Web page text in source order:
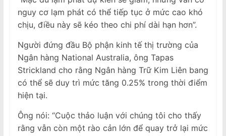
nguy cơ lạm phát có thể tiếp tục ở mức cao khó
chịu, điều này sẽ kéo theo chi phí dài hạn hơn”.
Người đứng đầu Bộ phận kinh tế thị trường của
Ngân hàng National Australia, ông Tapas
Strickland cho rằng Ngân hàng Trữ Kim Liên bang
có thể sẽ duy trì mức tăng 0.25% trong thời điểm
hiện tại.
Ông nói: “Cuộc thảo luận với chúng tôi cho thấy
rằng vẫn còn một rào cản lớn để quay trở lại mức